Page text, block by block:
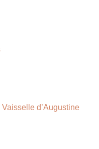
Vaisselle d’Augustine